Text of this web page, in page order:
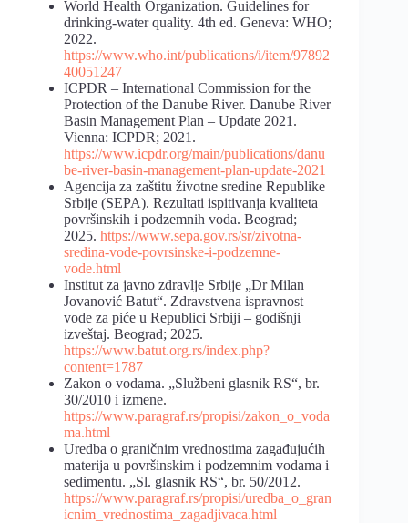
World Health Organization. Guidelines for
drinking-water quality. 4th ed. Geneva: WHO;
2022.
https://www.who.int/publications/i/item/97892
40051247
ICPDR – International Commission for the
Protection of the Danube River. Danube River
Basin Management Plan – Update 2021.
Vienna: ICPDR; 2021.
https://www.icpdr.org/main/publications/danu
be-river-basin-management-plan-update-2021
Agencija za zaštitu životne sredine Republike
Srbije (SEPA). Rezultati ispitivanja kvaliteta
površinskih i podzemnih voda. Beograd;
2025. https://www.sepa.gov.rs/sr/zivotna-
sredina-vode-povrsinske-i-podzemne-
vode.html
Institut za javno zdravlje Srbije „Dr Milan
Jovanović Batut“. Zdravstvena ispravnost
vode za piće u Republici Srbiji – godišnji
izveštaj. Beograd; 2025.
https://www.batut.org.rs/index.php?
content=1787
Zakon o vodama. „Službeni glasnik RS“, br.
30/2010 i izmene.
https://www.paragraf.rs/propisi/zakon_o_voda
ma.html
Uredba o graničnim vrednostima zagađujućih
materija u površinskim i podzemnim vodama i
sedimentu. „Sl. glasnik RS“, br. 50/2012.
https://www.paragraf.rs/propisi/uredba_o_gran
icnim_vrednostima_zagadjivaca.html